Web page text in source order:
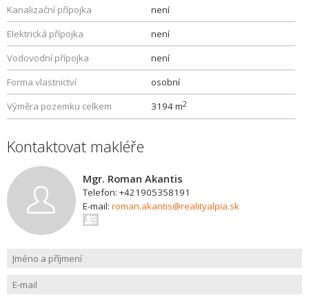
Kanalizační přípojka
není
Elektrická přípojka
není
Vodovodní přípojka
není
Forma vlastnictví
osobní
Výměra pozemku celkem
3194 m2
Kontaktovat makléře
Mgr. Roman Akantis
Telefon: +421905358191
E-mail: roman.akantis@realityalpia.sk